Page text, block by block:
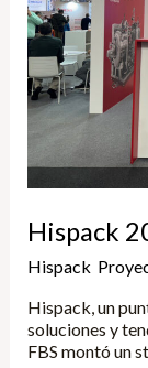
Hispack
Hispack
Hispack, un
soluciones y
FBS montó un